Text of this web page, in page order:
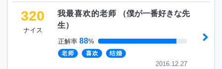
320
ナイス
我最喜欢的老师 （僕が一番好きな先
生）
正解率 88%
老师 喜欢 结婚
2016.12.27